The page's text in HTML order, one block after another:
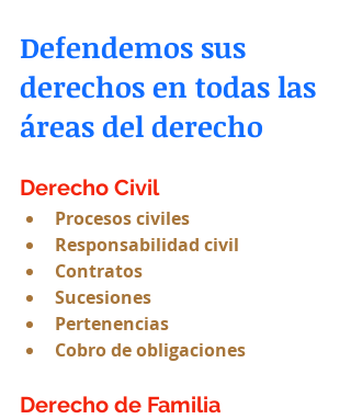
Defendemos sus
derechos en todas las
áreas del derecho
Derecho Civil
Procesos civiles
Responsabilidad civil
Contratos
Sucesiones
Pertenencias
Cobro de obligaciones
Derecho de Familia